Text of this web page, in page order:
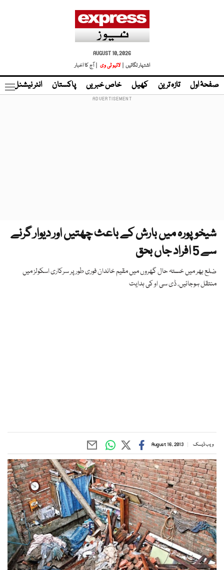
AUGUST 10, 2026
اشتہار لگائیں |
لائیو ٹی وی | آج کا اخبار
صفحۂ اول تازہ ترین کھیل خاص خبریں پاکستان انٹر نیشنل
شیخوپورہ میں بارش کے باعث چھتیں اور دیوار گرنے
سے 5 افراد جاں بحق
ضلع بھر میں خستہ حال گھروں میں مقیم خاندان فوری طورپر سرکاری اسکولز میں
منتقل ہوجائیں، ڈی سی او کی ہدایت
ویب ڈیسک August 16, 2013